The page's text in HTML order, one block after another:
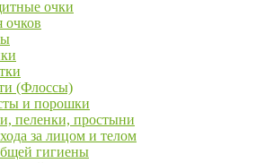
очки
очков
(Флоссы)
и порошки
пеленки, простыни
за лицом и телом
гигиены